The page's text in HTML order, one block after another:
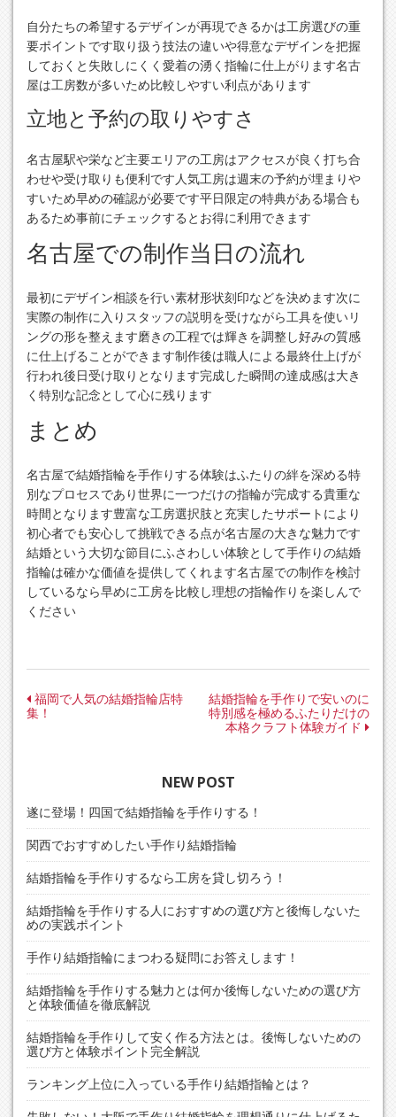
自分たちの希望するデザインが再現できるかは工房選びの重
要ポイントです取り扱う技法の違いや得意なデザインを把握
しておくと失敗しにくく愛着の湧く指輪に仕上がります名古
屋は工房数が多いため比較しやすい利点があります
立地と予約の取りやすさ
名古屋駅や栄など主要エリアの工房はアクセスが良く打ち合
わせや受け取りも便利です人気工房は週末の予約が埋まりや
すいため早めの確認が必要です平日限定の特典がある場合も
あるため事前にチェックするとお得に利用できます
名古屋での制作当日の流れ
最初にデザイン相談を行い素材形状刻印などを決めます次に
実際の制作に入りスタッフの説明を受けながら工具を使いリ
ングの形を整えます磨きの工程では輝きを調整し好みの質感
に仕上げることができます制作後は職人による最終仕上げが
行われ後日受け取りとなります完成した瞬間の達成感は大き
く特別な記念として心に残ります
まとめ
名古屋で結婚指輪を手作りする体験はふたりの絆を深める特
別なプロセスであり世界に一つだけの指輪が完成する貴重な
時間となります豊富な工房選択肢と充実したサポートにより
初心者でも安心して挑戦できる点が名古屋の大きな魅力です
結婚という大切な節目にふさわしい体験として手作りの結婚
指輪は確かな価値を提供してくれます名古屋での制作を検討
しているなら早めに工房を比較し理想の指輪作りを楽しんで
ください
投
稿
ゲ
ー
シ
ョ
ン
福岡で人気の結婚指輪店特
集！
結婚指輪を手作りで安いのに
特別感を極めるふたりだけの
本格クラフト体験ガイド
NEW POST
遂に登場！四国で結婚指輪を手作りする！
関西でおすすめしたい手作り結婚指輪
結婚指輪を手作りするなら工房を貸し切ろう！
結婚指輪を手作りする人におすすめの選び方と後悔しないた
めの実践ポイント
手作り結婚指輪にまつわる疑問にお答えします！
結婚指輪を手作りする魅力とは何か後悔しないための選び方
と体験価値を徹底解説
結婚指輪を手作りして安く作る方法とは。後悔しないための
選び方と体験ポイント完全解説
ランキング上位に入っている手作り結婚指輪とは？